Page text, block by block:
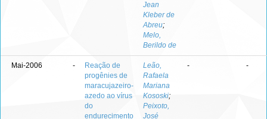
Jean
Kleber de
Abreu;
Melo,
Berildo de
Mai-2006 -
Reação de
progênies de
maracujazeiro-
azedo ao vírus
do
endurecimento
Leão,
Rafaela
Mariana
Kososki;
Peixoto,
José
- -